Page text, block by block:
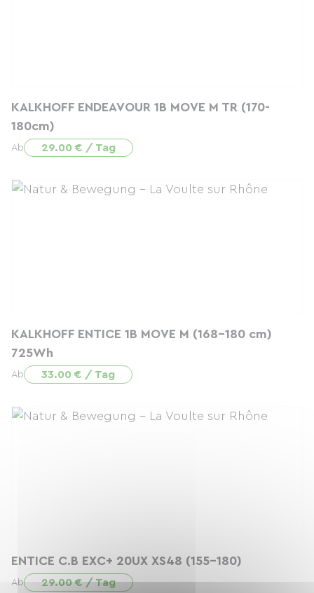
KALKHOFF ENDEAVOUR 1B MOVE M TR (170-
180cm)
Ab 29.00 € / Tag
KALKHOFF ENTICE 1B MOVE M (168-180 cm)
725Wh
Ab 33.00 € / Tag
ENTICE C.B EXC+ 20UX XS48 (155-180)
Ab 29.00 € / Tag